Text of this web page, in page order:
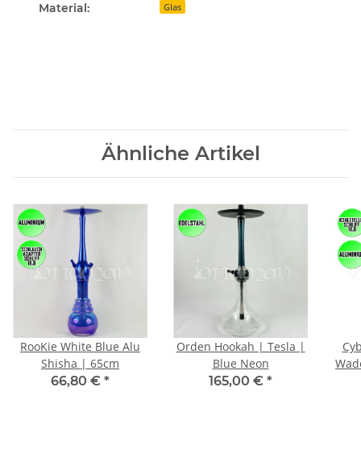
Material: Glas
Ähnliche Artikel
RooKie White Blue Alu
Shisha | 65cm
66,80 € *
Orden Hookah | Tesla |
Blue Neon
165,00 € *